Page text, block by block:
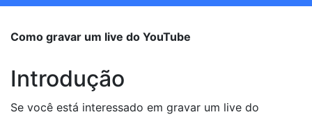
Como gravar um live do YouTube
Introdução
Se você está interessado em gravar um live do